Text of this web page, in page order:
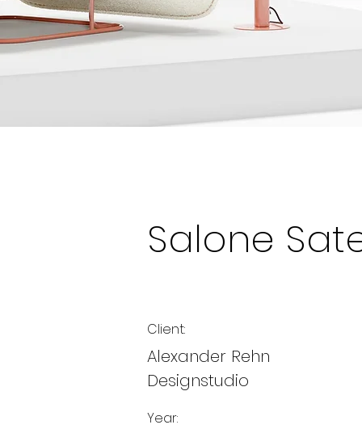
Salone
Client:
Alexander Rehn
Designstudio
Year: